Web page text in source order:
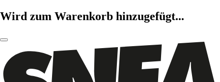
Wird zum Warenkorb hinzugefügt...